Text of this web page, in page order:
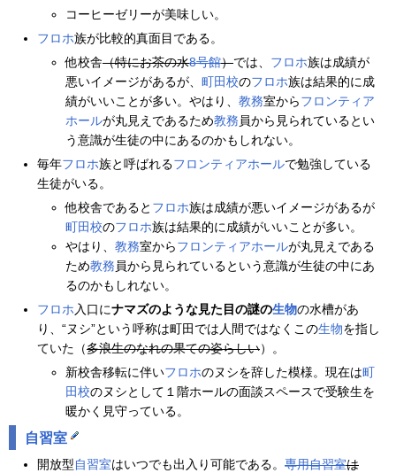
コーヒーゼリーが美味しい。
フロホ族が比較的真面目である。
他校舎（特にお茶の水8号館）では、 フロホ族は成績が
悪いイメージがあるが、 町田校のフロホ族は結果的に成
績がいいことが多い。やはり、 教務室からフロンティア
ホールが丸見えであるため教務員から見られているとい
う意識が生徒の中にあるのかもしれない。
毎年フロホ族と呼ばれるフロンティアホールで勉強している
生徒がいる。
他校舎であると フロホ族は成績が悪いイメージがあるが
町田校のフロホ族は結果的に成績がいいことが多い。
やはり、 教務室からフロンティアホールが丸見えである
ため教務員から見られているという意識が生徒の中にあ
るのかもしれない。
フロホ入口にナマズのような見た目の謎の生物の水槽があ
り、“ヌシ”という呼称は町田では人間ではなくこの生物を指し
ていた（多浪生のなれの果ての姿らしい）。
新校舎移転に伴いフロホのヌシを辞した模様。現在は町
田校のヌシとして１階ホールの面談スペースで受験生を
暖かく見守っている。
自習室
開放型自習室はいつでも出入り可能である。 専用自習室は